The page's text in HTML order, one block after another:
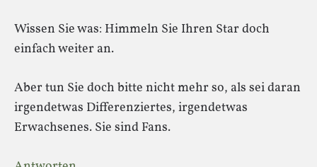
Wissen Sie was: Himmeln Sie Ihren Star doch
einfach weiter an.
Aber tun Sie doch bitte nicht mehr so, als sei daran
irgendetwas Differenziertes, irgendetwas
Erwachsenes. Sie sind Fans.